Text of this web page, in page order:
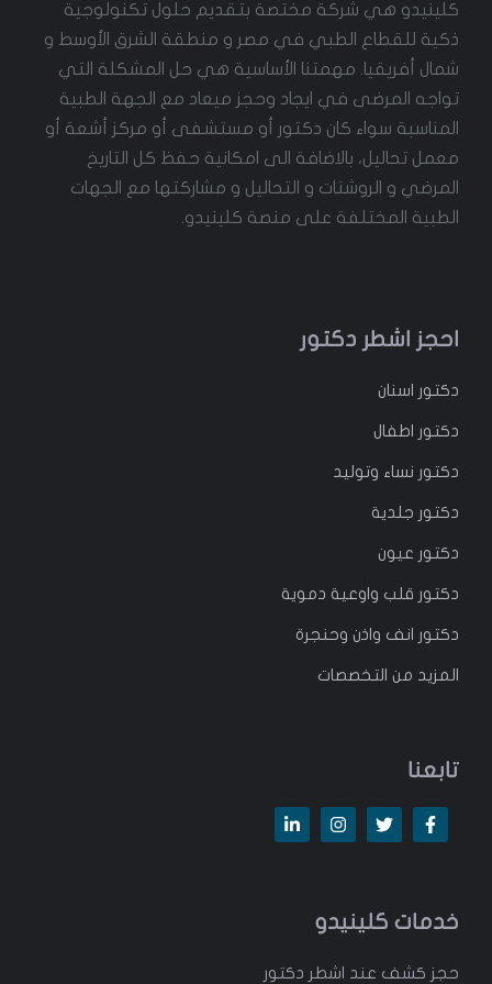
كلينيدو هي شركة مختصة بتقديم حلول تكنولوجية
ذكية للقطاع الطبي في مصر و منطقة الشرق الأوسط و
شمال أفريقيا. مهمتنا الأساسية هي حل المشكلة التي
تواجه المرضى في ايجاد وحجز ميعاد مع الجهة الطبية
المناسبة سواء كان دكتور أو مستشفى أو مركز أشعة أو
معمل تحاليل، بالاضافة الى امكانية حفظ كل التاريخ
المرضي و الروشتات و التحاليل و مشاركتها مع الجهات
الطبية المختلفة على منصة كلينيدو.
احجز اشطر دكتور
دكتور اسنان
دكتور اطفال
دكتور نساء وتوليد
دكتور جلدية
دكتور عيون
دكتور قلب واوعية دموية
دكتور انف واذن وحنجرة
المزيد من التخصصات
تابعنا
خدمات كلينيدو
حجز كشف عند اشطر دكتور